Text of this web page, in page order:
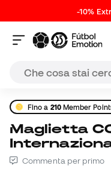
-10%
Fino a 210Member
Maglietta COPA Fc
Commenta per primo